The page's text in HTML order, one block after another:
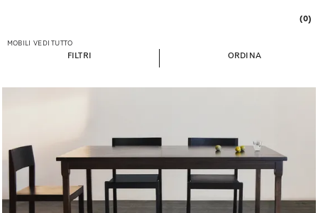
(0)
MOBILI VEDI TUTTO
FILTRI ORDINA